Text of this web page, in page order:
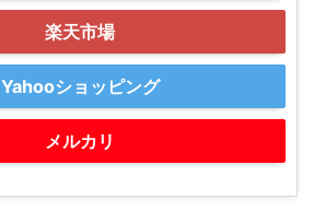
楽天市場
Yahooショッピング
メルカリ